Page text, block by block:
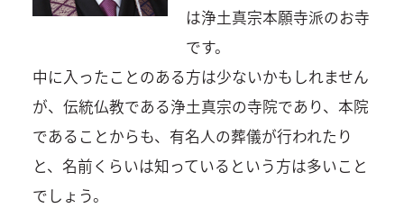
は浄土真宗本願寺派のお寺
です。
中に入ったことのある方は少ないかもしれません
が、伝統仏教である浄土真宗の寺院であり、本院
であることからも、有名人の葬儀が行われたり
と、名前くらいは知っているという方は多いこと
でしょう。